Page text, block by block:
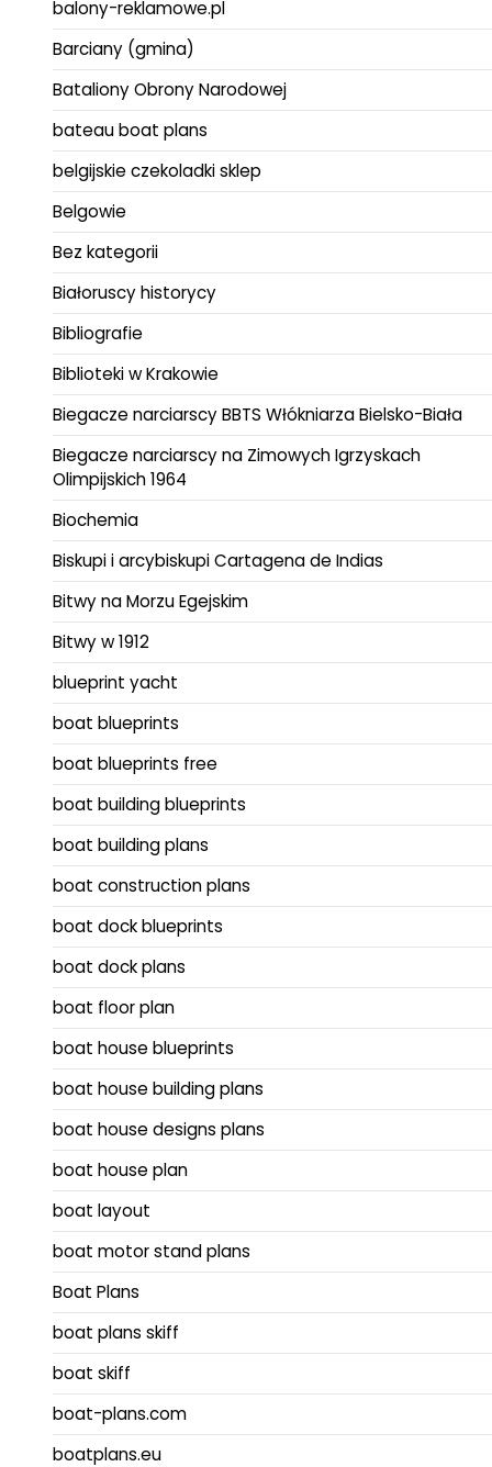
balony-reklamowe.pl
Barciany (gmina)
Bataliony Obrony Narodowej
bateau boat plans
belgijskie czekoladki sklep
Belgowie
Bez kategorii
Białoruscy historycy
Bibliografie
Biblioteki w Krakowie
Biegacze narciarscy BBTS Włókniarza Bielsko-Biała
Biegacze narciarscy na Zimowych Igrzyskach
Olimpijskich 1964
Biochemia
Biskupi i arcybiskupi Cartagena de Indias
Bitwy na Morzu Egejskim
Bitwy w 1912
blueprint yacht
boat blueprints
boat blueprints free
boat building blueprints
boat building plans
boat construction plans
boat dock blueprints
boat dock plans
boat floor plan
boat house blueprints
boat house building plans
boat house designs plans
boat house plan
boat layout
boat motor stand plans
Boat Plans
boat plans skiff
boat skiff
boat-plans.com
boatplans.eu